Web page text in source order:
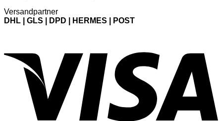
Versandpartner
DHL | GLS | DPD | HERMES | POST